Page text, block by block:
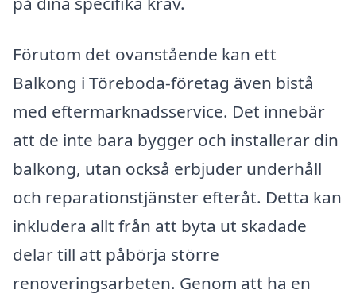
Förutom det ovanstående kan ett
Balkong i Töreboda-företag även bistå
med eftermarknadsservice. Det innebär
att de inte bara bygger och installerar din
balkong, utan också erbjuder underhåll
och reparationstjänster efteråt. Detta kan
inkludera allt från att byta ut skadade
delar till att påbörja större
renoveringsarbeten. Genom att ha en